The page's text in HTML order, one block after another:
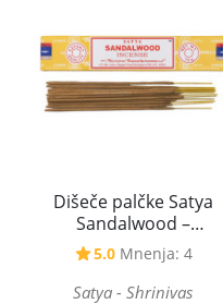
Dišeče palčke Satya
Sandalwood –
Sandalovina, 15 g
5.0 Mnenja: 4
Satya - Shrinivas